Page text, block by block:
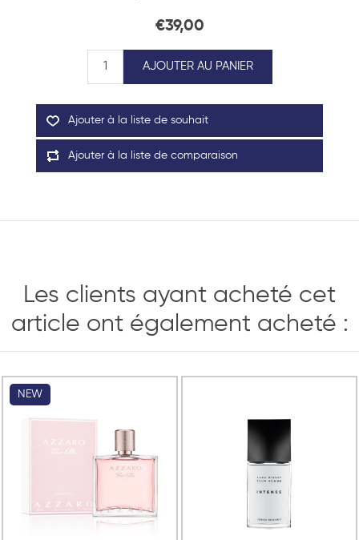
€39,00
AJOUTER AU PANIER
Ajouter à la liste de souhait
Ajouter à la liste de comparaison
Les clients ayant acheté cet
article ont également acheté :
NEW